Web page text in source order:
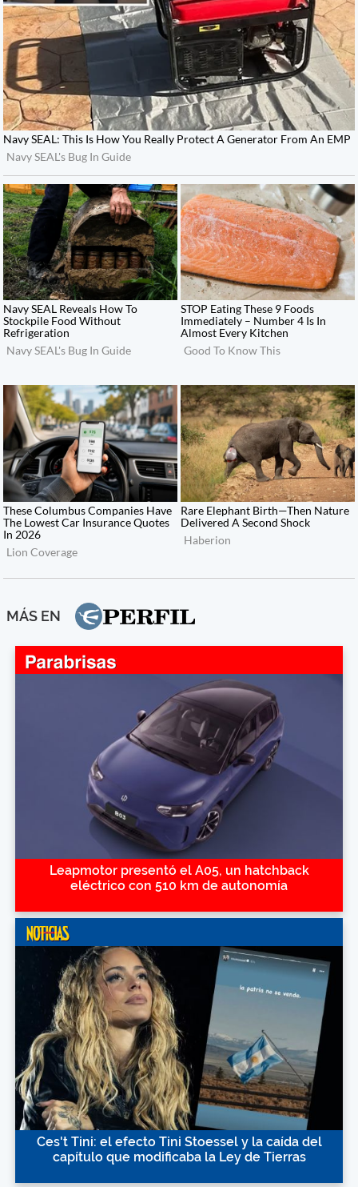
MÁS EN
Leapmotor presentó el A05, un hatchback
eléctrico con 510 km de autonomía
Ces't Tini: el efecto Tini Stoessel y la caída del
capítulo que modificaba la Ley de Tierras